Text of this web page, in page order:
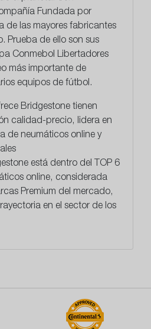
Fundada por
de las mayores fabricantes
Prueba de ello son sus
Conmebol Libertadores
más importante de
equipos de fútbol.
Bridgestone tienen
calidad-precio, lidera en
de neumáticos online y
está dentro del TOP 6
online, considerada
Premium del mercado,
en el sector de los